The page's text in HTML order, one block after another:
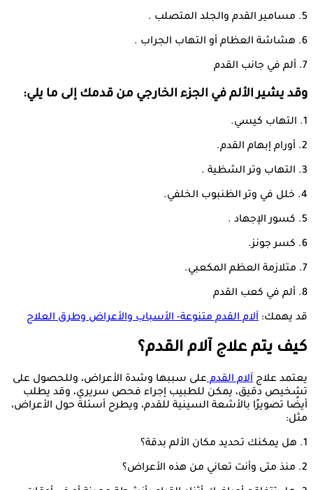
5. مسامير القدم والجلد المتصلب .
6. هشاشة العظام أو التهاب الجراب .
7. ألم في جانب القدم
وقد يشير الألم في الجزء الخارجي من قدمك إلى ما يلي:
1. التهاب كيسي.
2. أورام إبهام القدم.
3. التهاب وتر الشظية .
4. خلل في وتر الظنبوب الخلفي.
5. كسور الإجهاد .
6. كسر جونز.
7. متلازمة العظم المكعبي.
8. ألم في كعب القدم
قد يهمك: آلام القدم متنوعة- الأسباب والأعراض وطرق العلاج
كيف يتم علاج آلام القدم؟
يعتمد علاج آلام القدمعلى سببها وشدة الأعراض، ​​وللحصول على
تشخيص دقيق، يمكن للطبيب إجراء فحص سريري، وقد يطلب
أيضًا تصويرًا بالأشعة السينية للقدم، ويطرح أسئلة حول الأعراض،
مثل:
1. هل يمكنك تحديد مكان الألم بدقة؟
2. منذ متى وأنت تعاني من هذه الأعراض؟